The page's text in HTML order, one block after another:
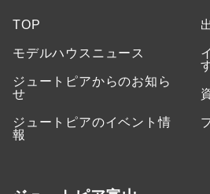
TOP
モデルハウスニュース
ジュートピアからのお知ら
せ
ジュートピアのイベント情
報